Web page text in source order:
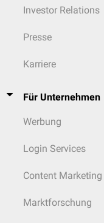
Investor Relations
Presse
Karriere
Für Unternehmen
Werbung
Login Services
Content Marketing
Marktforschung